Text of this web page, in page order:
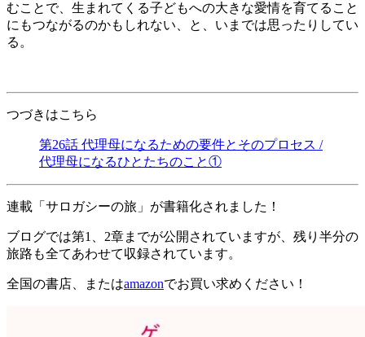
むことで、生まれてくる子どもへの大きな愛情を育てること
にもつながるのかもしれない、と、いまでは思ったりしてい
る。
つづきはこちら
第26話 代理母になるための要件とそのプロセス /
代理母になるひとたちのこと①
連載「サロガシーの旅」が書籍化されました！
ブログでは第1、2章までが公開されていますが、残り半分の
旅路も全てあわせて収録されています。
全国の書店、またはamazonでお買い求めください！